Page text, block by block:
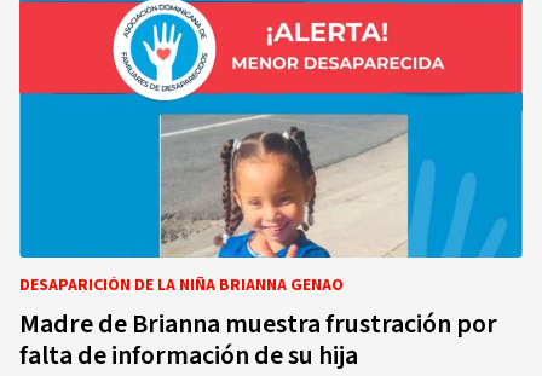
DESAPARICIÓN DE LA NIÑA BRIANNA GENAO
Madre de Brianna muestra frustración por
falta de información de su hija